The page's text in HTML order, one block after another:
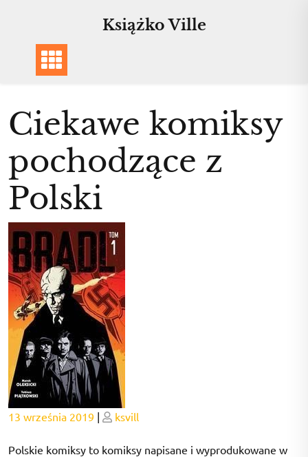
content
Książko Ville
Ciekawe komiksy
pochodzące z
Polski
Posted
13 września 2019 | Posted
ksvill
Polskie komiksy to komiksy napisane i wyprodukowane w